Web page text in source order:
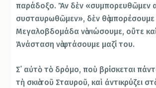
παράδοξο. Ἂν δὲν «συμπορευθῶμεν
συσταυρωθῶμεν», δὲν θὰ
Μεγαλοβδομάδα νὰ νιώσουμε, οὔτε
Ἀνάσταση νὰ φτάσουμε μαζί του.
Σ᾿ αὐτὸ τὸ δρόμο, ποὺ βρίσκεται
τὴ σκιὰ τοῦ Σταυροῦ, καὶ ἀντικρύζει